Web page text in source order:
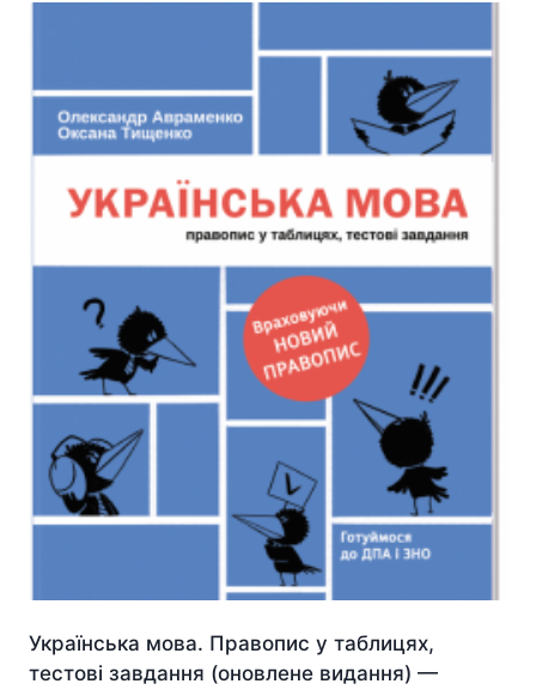
Українська мова. Правопис у таблицях,
тестові завдання (оновлене видання) —